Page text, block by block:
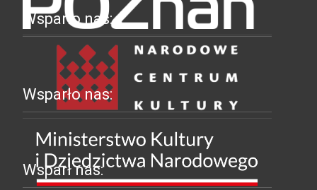
Wsparło nas:
Wsparło nas:
Wsparł nas: